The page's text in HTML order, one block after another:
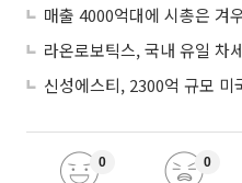
0 0